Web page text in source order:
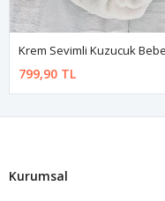
799,90 TL
Kurumsal